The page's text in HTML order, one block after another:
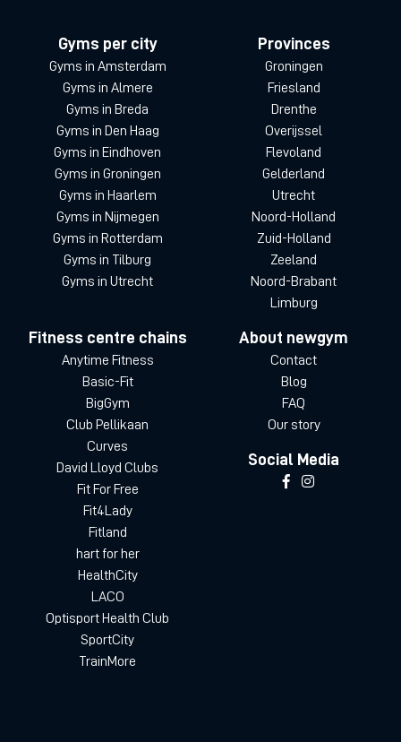
Gyms per city
Gyms in Amsterdam
Gyms in Almere
Gyms in Breda
Gyms in Den Haag
Gyms in Eindhoven
Gyms in Groningen
Gyms in Haarlem
Gyms in Nijmegen
Gyms in Rotterdam
Gyms in Tilburg
Gyms in Utrecht
Provinces
Groningen
Friesland
Drenthe
Overijssel
Flevoland
Gelderland
Utrecht
Noord-Holland
Zuid-Holland
Zeeland
Noord-Brabant
Limburg
Fitness centre chains
Anytime Fitness
Basic-Fit
BigGym
Club Pellikaan
Curves
David Lloyd Clubs
Fit For Free
Fit4Lady
Fitland
hart for her
HealthCity
LACO
Optisport Health Club
SportCity
TrainMore
About newgym
Contact
Blog
FAQ
Our story
Social Media